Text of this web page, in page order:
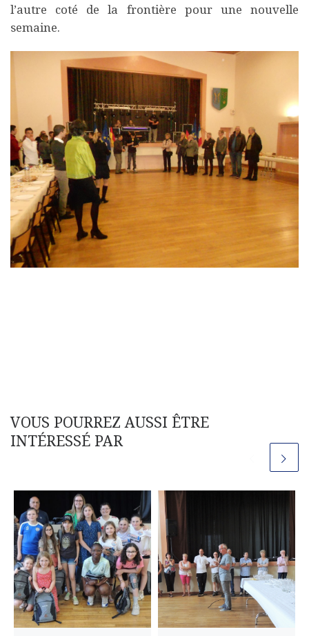
l’autre coté de la frontière pour une nouvelle
semaine.
VOUS POURREZ AUSSI ÊTRE
INTÉRESSÉ PAR